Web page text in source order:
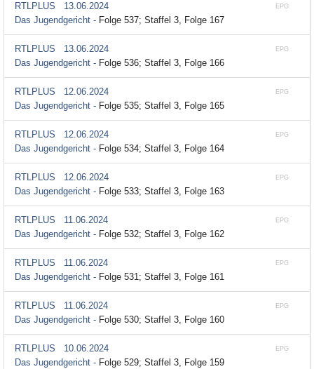
EPG
RTLPLUS
13.06.2024
Das Jugendgericht - Folge 537; Staffel 3, Folge 167
EPG
RTLPLUS
13.06.2024
Das Jugendgericht - Folge 536; Staffel 3, Folge 166
EPG
RTLPLUS
12.06.2024
Das Jugendgericht - Folge 535; Staffel 3, Folge 165
EPG
RTLPLUS
12.06.2024
Das Jugendgericht - Folge 534; Staffel 3, Folge 164
EPG
RTLPLUS
12.06.2024
Das Jugendgericht - Folge 533; Staffel 3, Folge 163
EPG
RTLPLUS
11.06.2024
Das Jugendgericht - Folge 532; Staffel 3, Folge 162
EPG
RTLPLUS
11.06.2024
Das Jugendgericht - Folge 531; Staffel 3, Folge 161
EPG
RTLPLUS
11.06.2024
Das Jugendgericht - Folge 530; Staffel 3, Folge 160
EPG
RTLPLUS
10.06.2024
Das Jugendgericht - Folge 529; Staffel 3, Folge 159